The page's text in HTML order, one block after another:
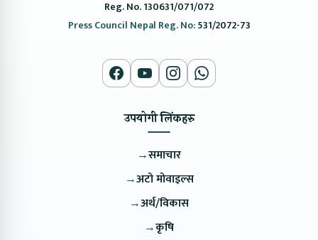
Reg. No. 130631/071/072
Press Council Nepal Reg. No:531/2072-73
उपयोगी लिंकहरु
→समाचार
→अटो मोवाइल्स
→अर्थ/विकास
→कृषि